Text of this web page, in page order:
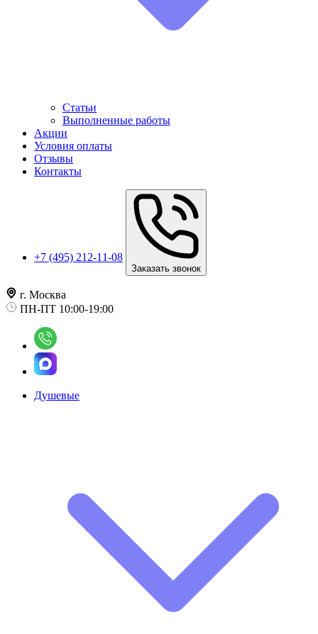
Статьи
Выполненные работы
Акции
Условия оплаты
Отзывы
Контакты
+7 (495) 212-11-08
Заказать звонок
г. Москва
ПН-ПТ 10:00-19:00
Душевые